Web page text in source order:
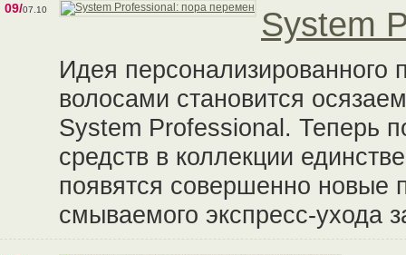
09/07.10 System
Идея персонализированного
волосами становится
System Professional. Теперь
средств в коллекции
появятся совершенно новые
смываемого экспресс-ухода